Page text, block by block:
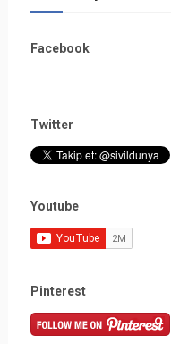
Facebook
Twitter
Youtube
Pinterest